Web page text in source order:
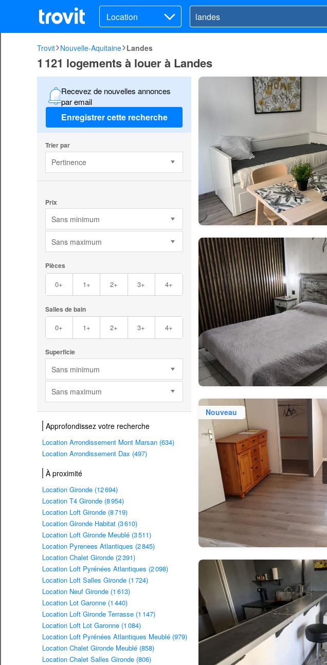
Location
Trovit Nouvelle-Aquitaine Landes
1 121 logements à louer à Landes
Recevez de nouvelles annonces
par email
Enregistrer cette recherche
Trier par
Pertinence
Prix
Sans minimum
Sans maximum
Pièces
0+ 1+ 2+ 3+ 4+
Salles de bain
0+ 1+ 2+ 3+ 4+
Superficie
Sans minimum
Sans maximum
Approfondissez votre recherche
Location Arrondissement Mont Marsan (634)
Location Arrondissement Dax (497)
À proximité
Location Gironde (12 694)
Location T4 Gironde (8 954)
Location Loft Gironde (8 719)
Location Gironde Habitat (3 610)
Location Loft Gironde Meublé (3 511)
Location Pyrenees Atlantiques (2 845)
Location Chalet Gironde (2 391)
Location Loft Pyrénées Atlantiques (2 098)
Location Loft Salles Gironde (1 724)
Location Neuf Gironde (1 613)
Location Lot Garonne (1 440)
Location Loft Gironde Terrasse (1 147)
Location Loft Lot Garonne (1 084)
Location Loft Pyrénées Atlantiques Meublé (979)
Location Chalet Gironde Meublé (858)
Location Chalet Salles Gironde (806)
Nouveau